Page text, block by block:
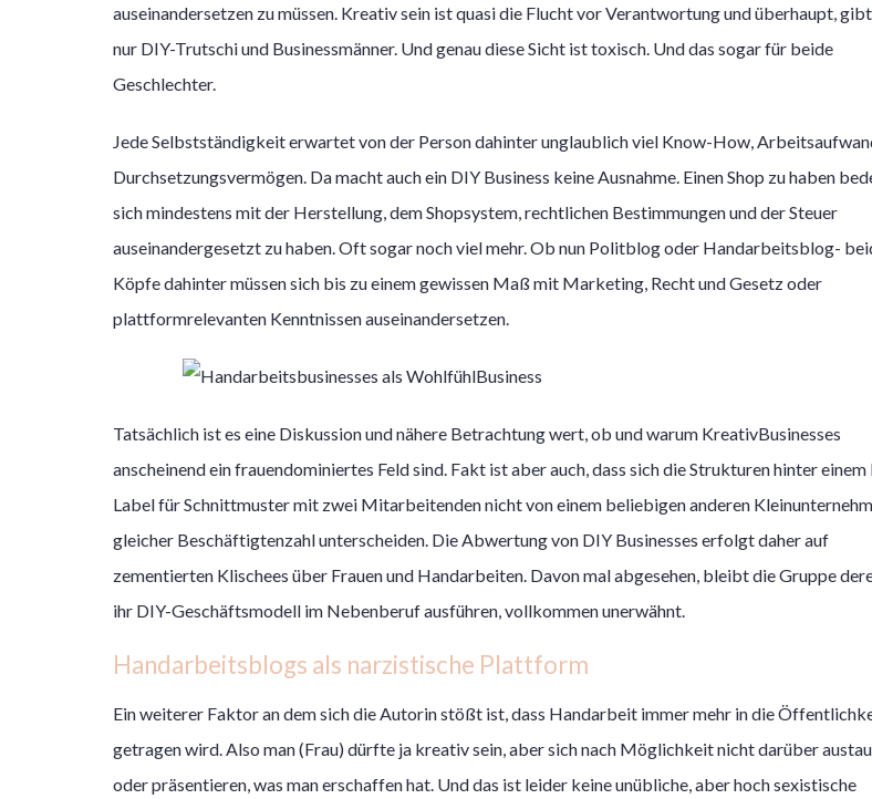
auseinandersetzen zu müssen. Kreativ sein ist quasi die Flucht vor Verantwortung und überhaupt,
nur DIY-Trutschi und Businessmänner. Und genau diese Sicht ist toxisch. Und das sogar für beide
Geschlechter.
Jede Selbstständigkeit erwartet von der Person dahinter unglaublich viel Know-How,
Durchsetzungsvermögen. Da macht auch ein DIY Business keine Ausnahme. Einen Shop zu haben
sich mindestens mit der Herstellung, dem Shopsystem, rechtlichen Bestimmungen und der Steuer
auseinandergesetzt zu haben. Oft sogar noch viel mehr. Ob nun Politblog oder Handarbeitsblog-
Köpfe dahinter müssen sich bis zu einem gewissen Maß mit Marketing, Recht und Gesetz oder
plattformrelevanten Kenntnissen auseinandersetzen.
Tatsächlich ist es eine Diskussion und nähere Betrachtung wert, ob und warum KreativBusinesses
anscheinend ein frauendominiertes Feld sind. Fakt ist aber auch, dass sich die Strukturen hinter einem
Label für Schnittmuster mit zwei Mitarbeitenden nicht von einem beliebigen anderen
gleicher Beschäftigtenzahl unterscheiden. Die Abwertung von DIY Businesses erfolgt daher auf
zementierten Klischees über Frauen und Handarbeiten. Davon mal abgesehen, bleibt die Gruppe
ihr DIY-Geschäftsmodell im Nebenberuf ausführen, vollkommen unerwähnt.
Handarbeitsblogs als narzistische Plattform
Ein weiterer Faktor an dem sich die Autorin stößt ist, dass Handarbeit immer mehr in die
getragen wird. Also man (Frau) dürfte ja kreativ sein, aber sich nach Möglichkeit nicht darüber
oder präsentieren, was man erschaffen hat. Und das ist leider keine unübliche, aber hoch sexistische